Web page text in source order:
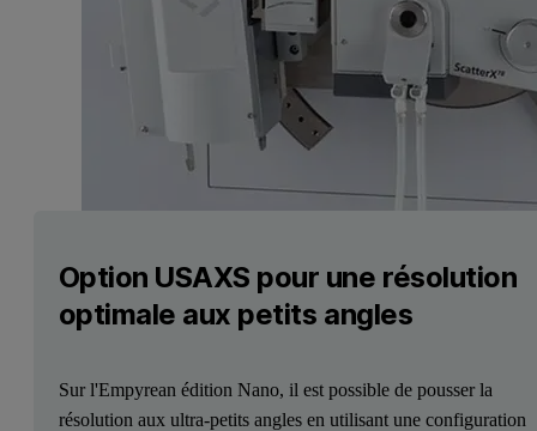
Option USAXS pour une résolution
optimale aux petits angles
Sur l'Empyrean édition Nano, il est possible de pousser la
résolution aux ultra-petits angles en utilisant une configuration